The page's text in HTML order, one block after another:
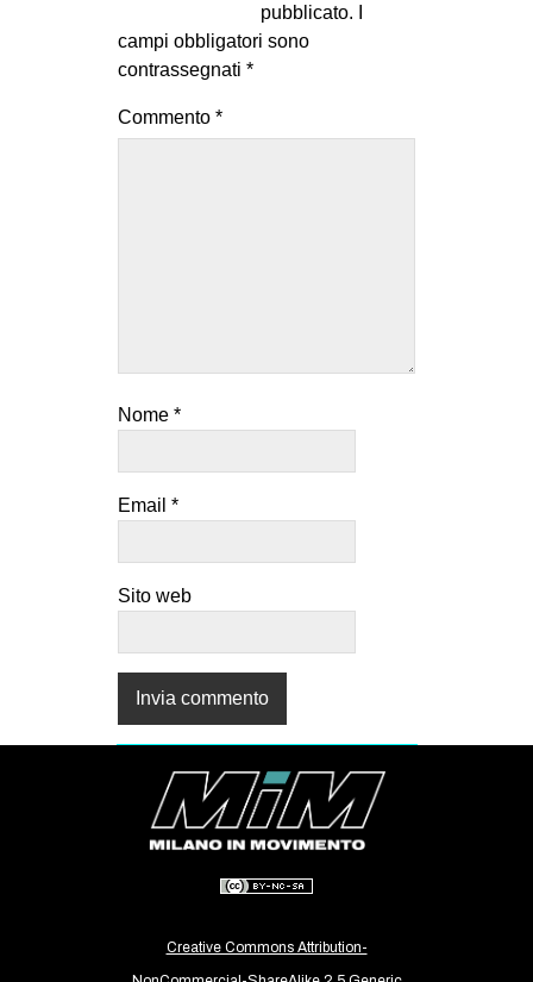
pubblicato.
campi obbligatori sono
contrassegnati *
Commento *
Nome *
Email *
Sito web
Creative Commons Attribution-